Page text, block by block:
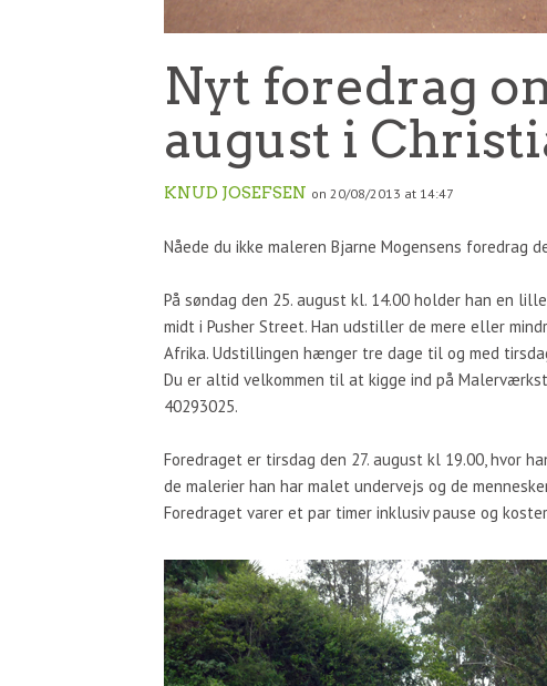
Nyt foredrag
august i
KNUD JOSEFSEN on 20/08/2013 at 14:47
Nåede du ikke maleren Bjarne Mogensens foredrag
På søndag den 25. august kl. 14.00 holder han en
midt i Pusher Street. Han udstiller de mere eller
Afrika. Udstillingen hænger tre dage til og med
Du er altid velkommen til at kigge ind på
40293025.
Foredraget er tirsdag den 27. august kl 19.00, hvor
de malerier han har malet undervejs og de
Foredraget varer et par timer inklusiv pause og